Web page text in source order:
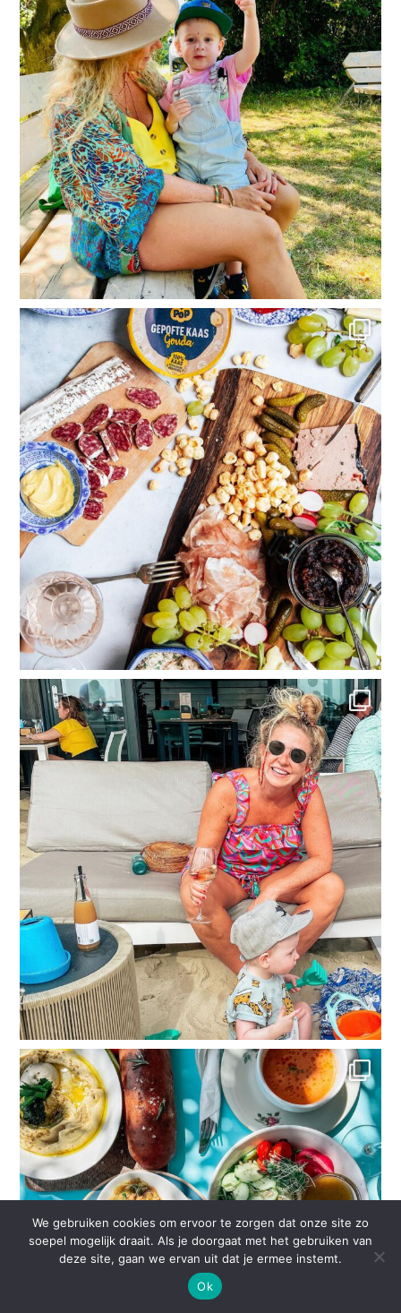
We gebruiken cookies om ervoor te zorgen dat onze site zo
soepel mogelijk draait. Als je doorgaat met het gebruiken van
deze site, gaan we ervan uit dat je ermee instemt.
Ok